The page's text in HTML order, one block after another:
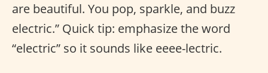
are beautiful. You pop, sparkle, and buzz
electric.” Quick tip: emphasize the word
“electric” so it sounds like eeee-lectric.